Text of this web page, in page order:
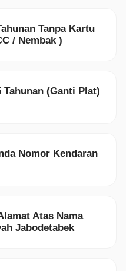
Tanpa Kartu
/ Nembak )
Tahunan (Ganti Plat)
Nomor Kendaran
Atas Nama
Jabodetabek